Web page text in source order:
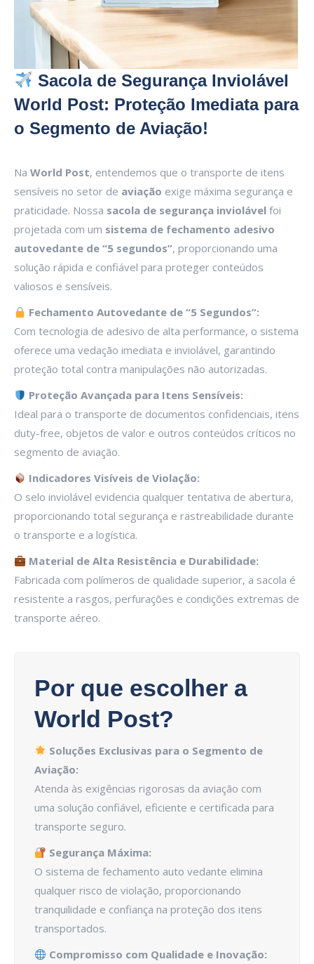
Sacola de Segurança Inviolável
World Post: Proteção Imediata para
o Segmento de Aviação!
Na World Post, entendemos que o transporte de itens
sensíveis no setor de aviação exige máxima segurança e
praticidade. Nossa sacola de segurança inviolável foi
projetada com um sistema de fechamento adesivo
autovedante de “5 segundos”, proporcionando uma
solução rápida e confiável para proteger conteúdos
valiosos e sensíveis.
Fechamento Autovedante de “5 Segundos”:
Com tecnologia de adesivo de alta performance, o sistema
oferece uma vedação imediata e inviolável, garantindo
proteção total contra manipulações não autorizadas.
Proteção Avançada para Itens Sensíveis:
Ideal para o transporte de documentos confidenciais, itens
duty-free, objetos de valor e outros conteúdos críticos no
segmento de aviação.
Indicadores Visíveis de Violação:
O selo inviolável evidencia qualquer tentativa de abertura,
proporcionando total segurança e rastreabilidade durante
o transporte e a logística.
Material de Alta Resistência e Durabilidade:
Fabricada com polímeros de qualidade superior, a sacola é
resistente a rasgos, perfurações e condições extremas de
transporte aéreo.
Por que escolher a
World Post?
Soluções Exclusivas para o Segmento de
Aviação:
Atenda às exigências rigorosas da aviação com
uma solução confiável, eficiente e certificada para
transporte seguro.
Segurança Máxima:
O sistema de fechamento auto vedante elimina
qualquer risco de violação, proporcionando
tranquilidade e confiança na proteção dos itens
transportados.
Compromisso com Qualidade e Inovação: